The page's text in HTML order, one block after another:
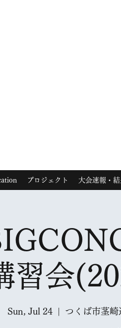
プロジェクト 大会速報・結
習会
Sun, Jul 24 つくば市茎崎